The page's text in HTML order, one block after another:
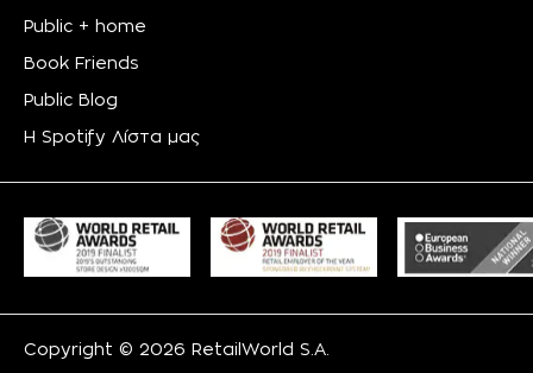
Public + home
Book Friends
Public Blog
Η Spotify Λίστα μας
Copyright © 2026 RetailWorld S.A.